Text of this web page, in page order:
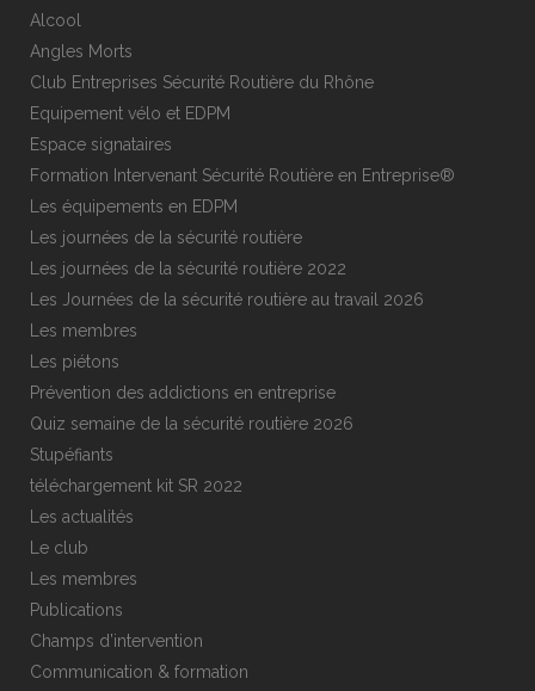
Alcool
Angles Morts
Club Entreprises Sécurité Routière du Rhône
Equipement vélo et EDPM
Espace signataires
Formation Intervenant Sécurité Routière en Entreprise®
Les équipements en EDPM
Les journées de la sécurité routière
Les journées de la sécurité routière 2022
Les Journées de la sécurité routière au travail 2026
Les membres
Les piétons
Prévention des addictions en entreprise
Quiz semaine de la sécurité routière 2026
Stupéfiants
téléchargement kit SR 2022
Les actualités
Le club
Les membres
Publications
Champs d’intervention
Communication & formation